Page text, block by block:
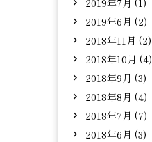
2019年6月 (2)
2018年11月 (2)
2018年10月 (4)
2018年9月 (3)
2018年8月 (4)
2018年7月 (7)
2018年6月 (3)